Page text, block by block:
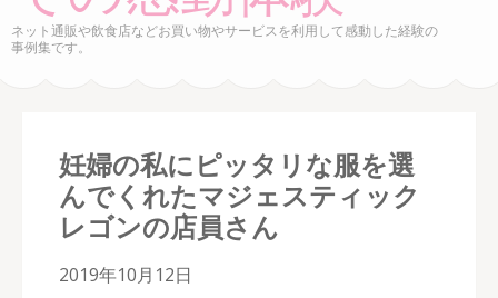
へ
ス
ネット通販や飲食店などお買い物やサービスを利用して感動した経験の
事例集です。
妊婦の私にピッタリな服を選
んでくれたマジェスティック
レゴンの店員さん
2019年10月12日